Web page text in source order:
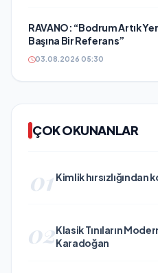
RAVANO: “Bodrum Artık
Başına Bir Referans”
03.08.2026 05:30
ÇOK OKUNANLAR
01 Kimlik
02Klasik Tınıların
Karadoğan